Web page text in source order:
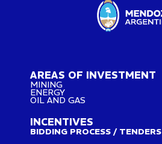
AREAS OF INVESTMENT
MINING
ENERGY
OIL AND GAS
INCENTIVES
BIDDING PROCESS / TENDERS